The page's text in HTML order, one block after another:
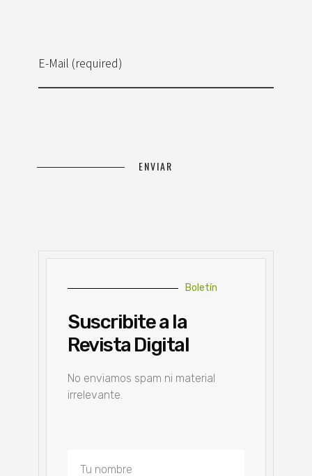
E-Mail (required)
Boletín
Suscribite a la
Revista Digital
No enviamos spam ni material
irrelevante.